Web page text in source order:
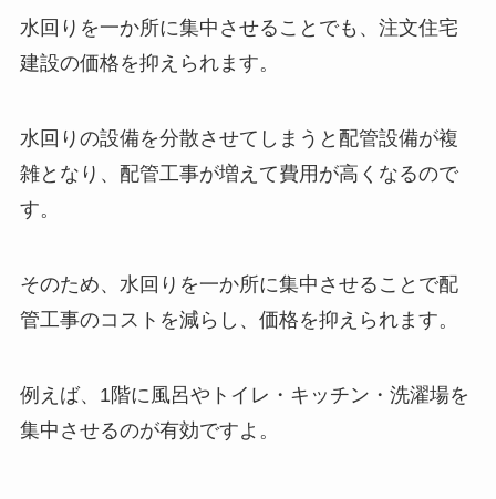
水回りを一か所に集中させることでも、注文住宅
建設の価格を抑えられます。
水回りの設備を分散させてしまうと配管設備が複
雑となり、配管工事が増えて費用が高くなるので
す。
そのため、水回りを一か所に集中させることで配
管工事のコストを減らし、価格を抑えられます。
例えば、1階に風呂やトイレ・キッチン・洗濯場を
集中させるのが有効ですよ。